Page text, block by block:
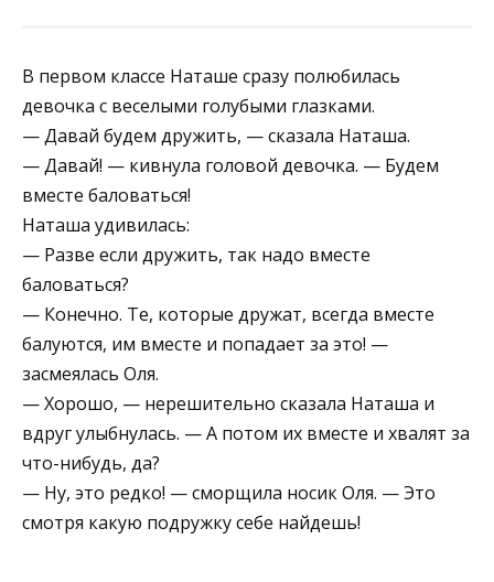
В первом классе Наташе сразу полюбилась
девочка с веселыми голубыми глазками.
— Давай будем дружить, — сказала Наташа.
— Давай! — кивнула головой девочка. — Будем
вместе баловаться!
Наташа удивилась:
— Разве если дружить, так надо вместе
баловаться?
— Конечно. Те, которые дружат, всегда вместе
балуются, им вместе и попадает за это! —
засмеялась Оля.
— Хорошо, — нерешительно сказала Наташа и
вдруг улыбнулась. — А потом их вместе и хвалят за
что-нибудь, да?
— Ну, это редко! — сморщила носик Оля. — Это
смотря какую подружку себе найдешь!